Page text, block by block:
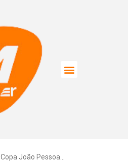
Copa João Pessoa…